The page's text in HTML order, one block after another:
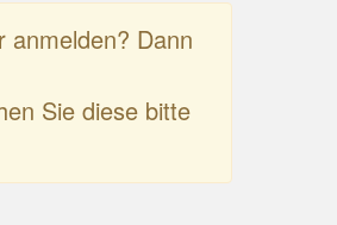
anmelden? Dann
Sie diese bitte